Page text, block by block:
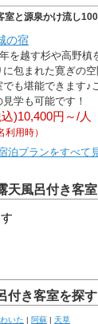
室と源泉かけ流し
の宿
を越す杉や高野槙
に包まれた寛ぎの
でも堪能できます♪
学も可能です！
)10,400円～/人
利用時）
泊プランをすべて
天風呂付き客
付き客室を探す
いた | 阿蘇 | 天草